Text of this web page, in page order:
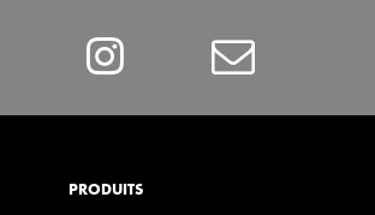
https://Instagram
PRODUITS